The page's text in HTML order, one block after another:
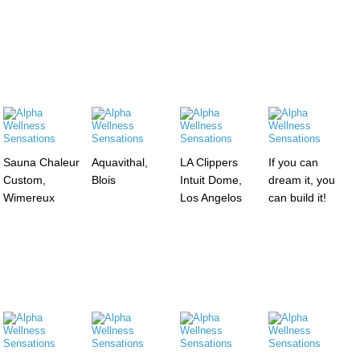
Sauna Chaleur
Custom,
Wimereux
Aquavithal,
Blois
LA Clippers
Intuit Dome,
Los Angelos
If you can
dream it, you
can build it!